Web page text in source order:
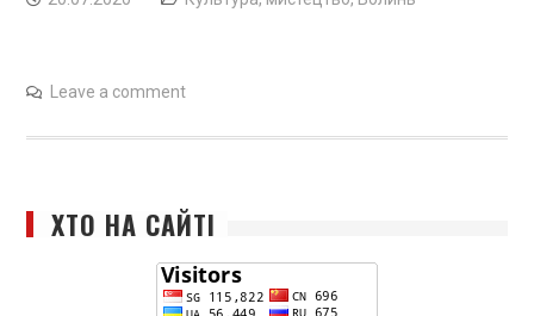
Leave a comment
ХТО НА САЙТІ